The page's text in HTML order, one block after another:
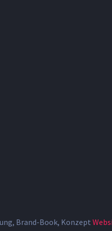
Brand-Book, Konzept